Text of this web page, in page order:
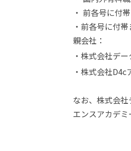
・ 前各号に付
・前各号に付
親会社：
・株式会社デ
・株式会社
なお、株式会
エンスアカデミ